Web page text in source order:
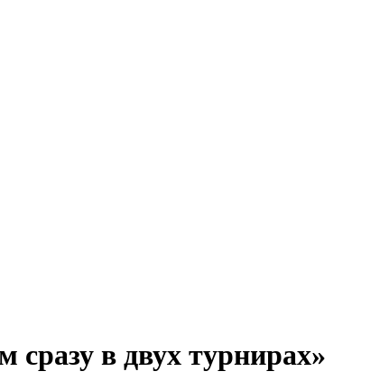
сразу в двух турнирах»